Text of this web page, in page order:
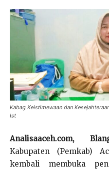
Kabag Keistimewaan dan
Ist
Analisaaceh.com,
Kabupaten (Pemkab)
kembali membuka